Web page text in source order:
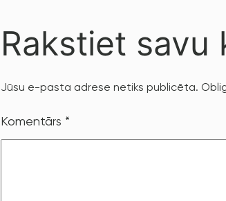
Rakstiet savu
Jūsu e-pasta adrese netiks publicēta.
Komentārs *